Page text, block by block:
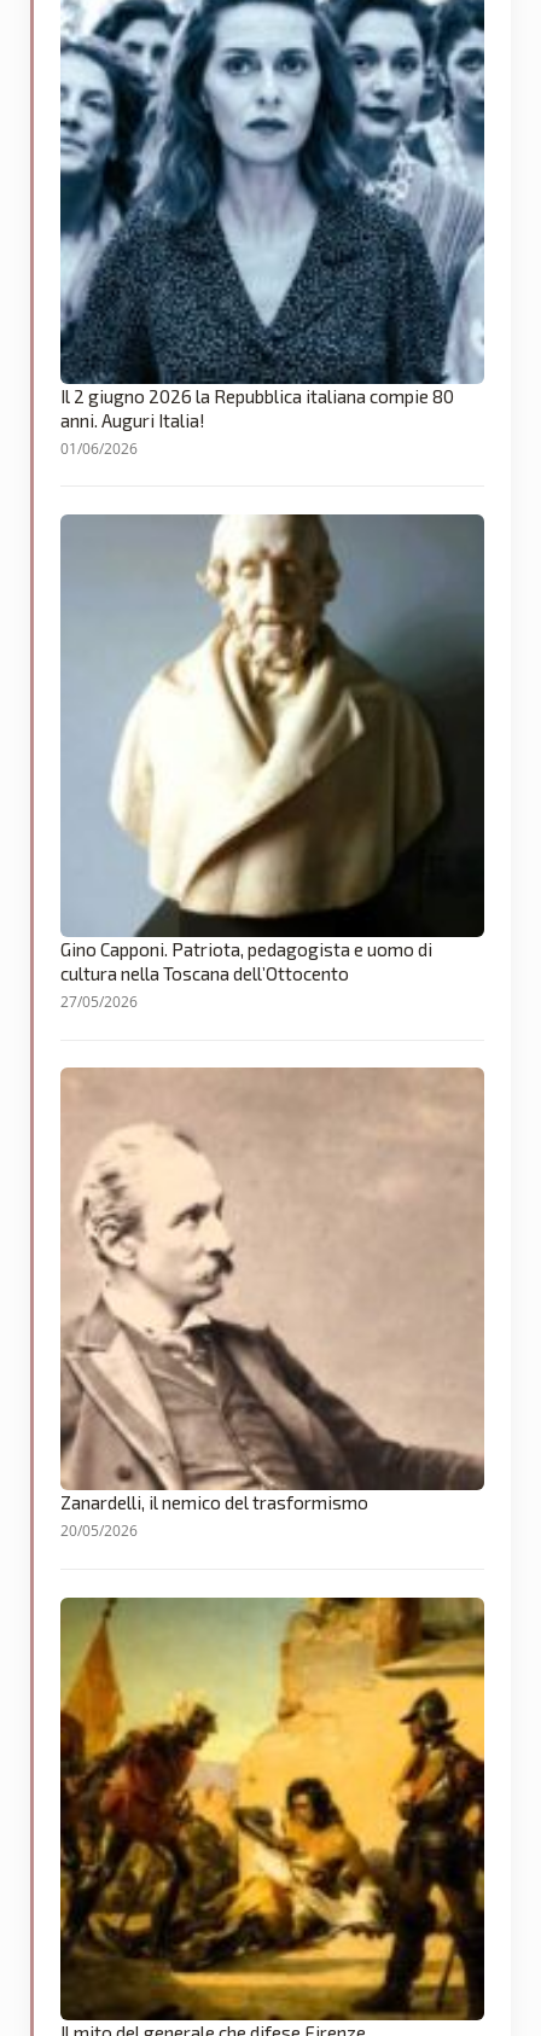
Il 2 giugno 2026 la Repubblica italiana compie 80
anni. Auguri Italia!
01/06/2026
Gino Capponi. Patriota, pedagogista e uomo di
cultura nella Toscana dell’Ottocento
27/05/2026
Zanardelli, il nemico del trasformismo
20/05/2026